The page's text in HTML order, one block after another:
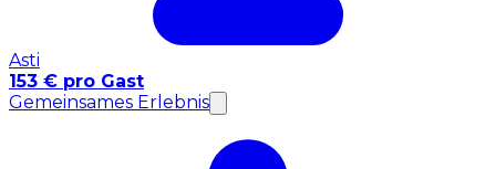
Asti
153 € pro Gast
Gemeinsames Erlebnis